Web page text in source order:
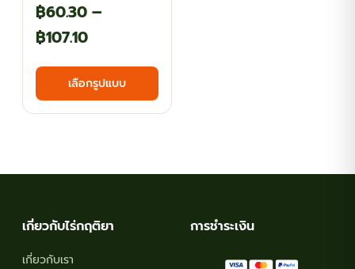
฿60.30 –
฿107.10Price
range:
฿60.30
through
เลือกรูปแบบ
This
has
The
เกี่ยวกับไร่กฤติยา
เกี่ยวกับเรา
การชำระเงิน